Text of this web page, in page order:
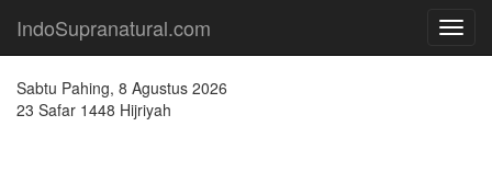
IndoSupranatural.com
Sabtu Pahing, 8 Agustus 2026
23 Safar 1448 Hijriyah